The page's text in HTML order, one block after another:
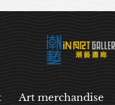
Art merchandise